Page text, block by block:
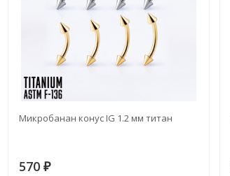
Микробанан конус IG 1.2 мм титан
570 ₽